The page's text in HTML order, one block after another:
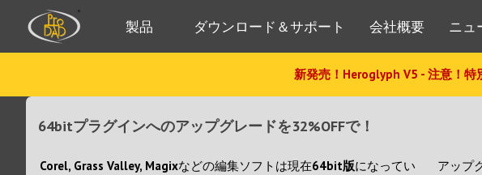
製品 ダウンロード＆サポート 会社概要 ニュ
新発売！Heroglyph V5 - 注意！特
64bitプラグインへのアップグレードを32%OFFで！
Corel, Grass Valley, Magixなどの編集ソフトは現在64bit版になってい
アップ